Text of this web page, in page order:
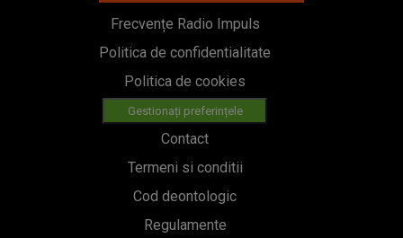
Frecvențe Radio Impuls
Politica de confidentialitate
Politica de cookies
Gestionați preferințele
Contact
Termeni si conditii
Cod deontologic
Regulamente